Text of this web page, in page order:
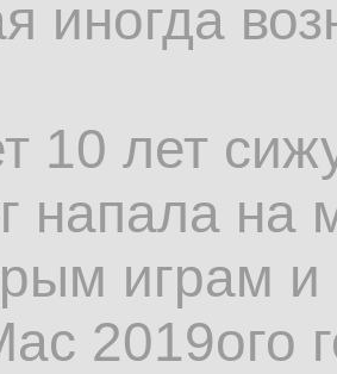
иногда
10 лет
напала на
играм
2019ого